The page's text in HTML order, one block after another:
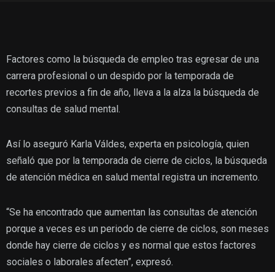
Factores como la búsqueda de empleo tras egresar de una
carrera profesional o un despido por la temporada de
recortes previos a fin de año, lleva a la alza la búsqueda de
consultas de salud mental.
Así lo aseguró Karla Váldes, experta en psicología, quien
señaló que por la temporada de cierre de ciclos, la búsqueda
de atención médica en salud mental registra un incremento.
“Se ha encontrado que aumentan las consultas de atención
porque a veces es un periodo de cierre de ciclos, son meses
donde hay cierre de ciclos y es normal que estos factores
sociales o laborales afecten”, expresó.